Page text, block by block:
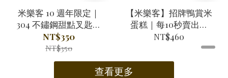
米樂客 10 週年限定｜
304 不鏽鋼甜點叉匙禮
盒
NT$350
NT$350
【米樂客】招牌鴨賞米
蛋糕｜每10秒賣出一
條/小明星大跟班推薦/
千千進食中/網路部落
客推薦/宜蘭人氣團購
NT$460
查看更多